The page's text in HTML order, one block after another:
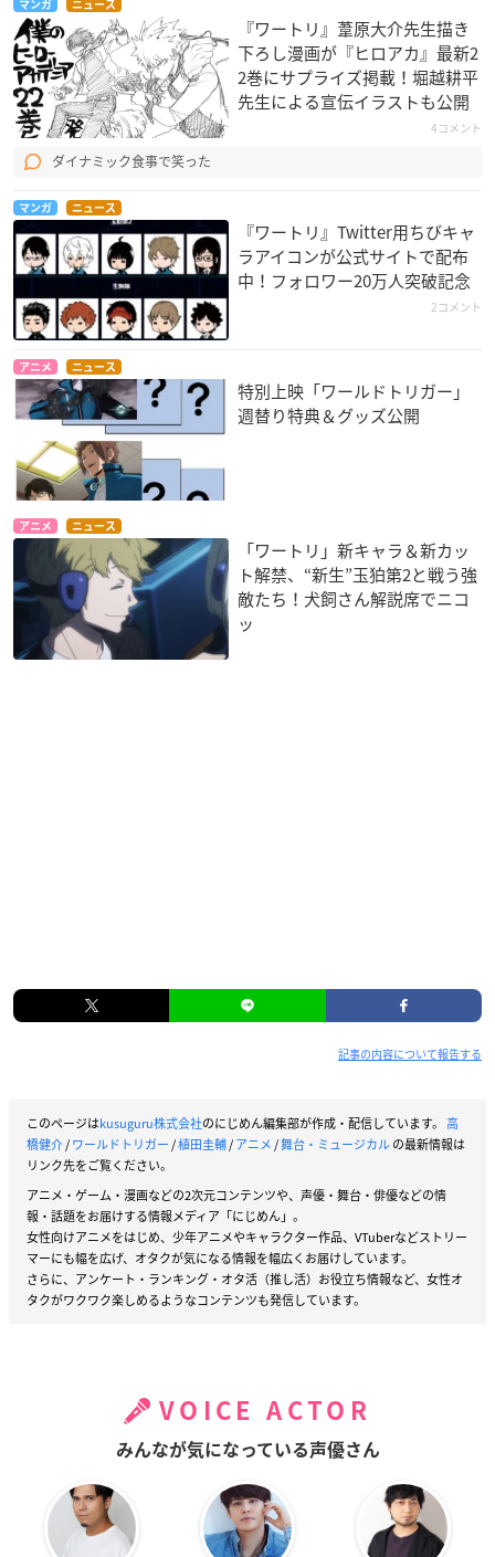
マンガ ニュース
『ワートリ』葦原大介先生描き
下ろし漫画が『ヒロアカ』最新2
2巻にサプライズ掲載！堀越耕平
先生による宣伝イラストも公開
4コメント
ダイナミック食事で笑った
マンガ ニュース
『ワートリ』Twitter用ちびキャ
ラアイコンが公式サイトで配布
中！フォロワー20万人突破記念
2コメント
アニメ ニュース
特別上映「ワールドトリガー」
週替り特典＆グッズ公開
アニメ ニュース
「ワートリ」新キャラ＆新カッ
ト解禁、“新生”玉狛第2と戦う強
敵たち！犬飼さん解説席でニコ
ッ
記事の内容について報告する
このページはkusuguru株式会社のにじめん編集部が作成・配信しています。 高
橋健介/ワールドトリガー/植田圭輔/アニメ/舞台・ミュージカルの最新情報は
リンク先をご覧ください。
アニメ・ゲーム・漫画などの2次元コンテンツや、声優・舞台・俳優などの情
報・話題をお届けする情報メディア「にじめん」。
女性向けアニメをはじめ、少年アニメやキャラクター作品、VTuberなどストリー
マーにも幅を広げ、オタクが気になる情報を幅広くお届けしています。
さらに、アンケート・ランキング・オタ活（推し活）お役立ち情報など、女性オ
タクがワクワク楽しめるようなコンテンツも発信しています。
VOICE ACTOR
みんなが気になっている声優さん